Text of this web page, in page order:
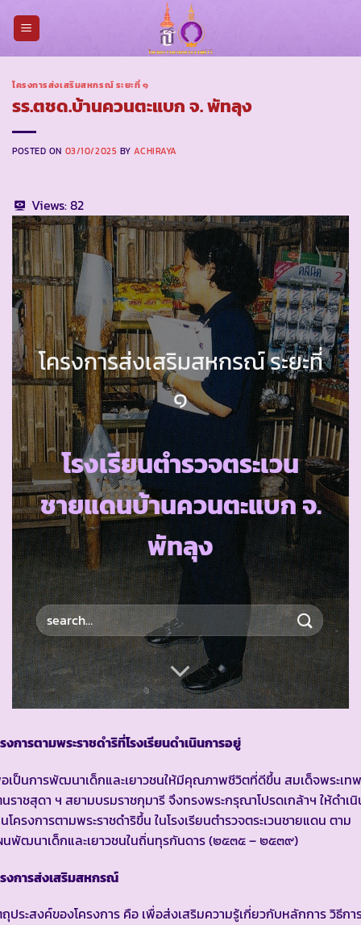
โครงการส่งเสริมสหกรณ์ ระยะที่ ๑
รร.ตชด.บ้านควนตะแบก จ. พัทลุง
POSTED ON 03/10/2025 BYACHIRAYA
Views:82
โครงการส่งเสริมสหกรณ์ ระยะที่
๑
โรงเรียนตำรวจตระเวน
ชายแดนบ้านควนตะแบก จ.
พัทลุง
งการตามพระราชดำริที่โรงเรียนดำเนินการอยู่
เป็นการพัฒนาเด็กและเยาวชนให้มีคุณภาพชีวิตที่ดีขึ้น สมเด็จพระเทพ
ราชสุดา ฯ สยามบรมราชกุมารี จึงทรงพระกรุณาโปรดเกล้าฯ ให้ดำเ
โครงการตามพระราชดำริขึ้น ในโรงเรียนตำรวจตระเวนชายแดน ตาม
พัฒนาเด็กและเยาวชนในถิ่นทุรกันดาร (๒๕๓๕ – ๒๕๓๙)
งการส่งเสริมสหกรณ์
ประสงค์ของโครงการ คือ เพื่อส่งเสริมความรู้เกี่ยวกับหลักการ วิธีกา